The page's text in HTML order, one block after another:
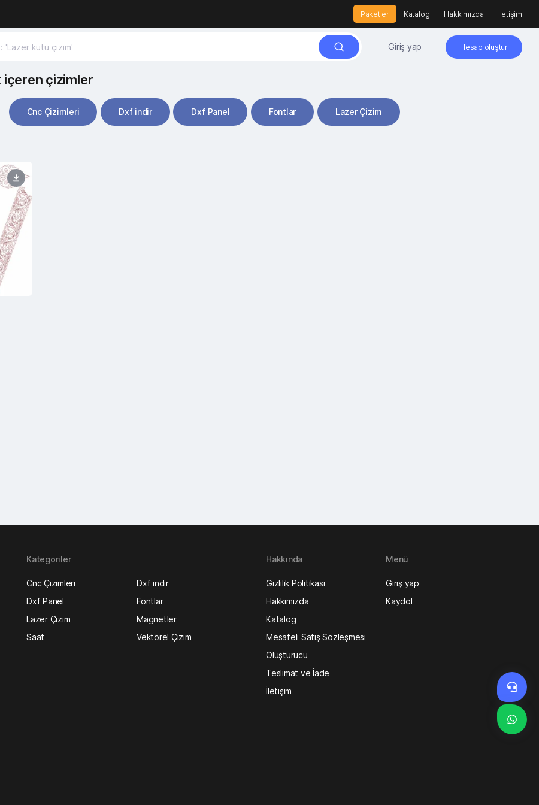
Paketler Katalog Hakkımızda İletişim
Giriş yap Hesap oluştur
içeren çizimler
Cnc Çizimleri Dxf indir Dxf Panel Fontlar Lazer Çizim
Kategoriler
Cnc Çizimleri
Dxf indir
Dxf Panel
Fontlar
Lazer Çizim
Magnetler
Saat
Vektörel Çizim
Hakkında
Gizlilik Politikası
Hakkımızda
Katalog
Mesafeli Satış Sözleşmesi
Oluşturucu
Teslimat ve İade
İletişim
Menü
Giriş yap
Kaydol